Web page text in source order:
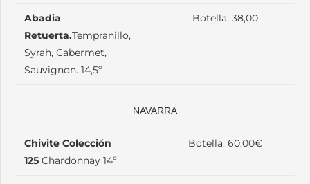
Abadia
Retuerta.Tempranillo,
Syrah, Cabermet,
Sauvignon. 14,5º
Botella: 38,00
NAVARRA
Chivite Colección
125 Chardonnay 14º
Botella: 60,00€